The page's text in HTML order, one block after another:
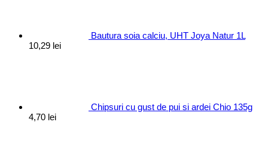
Bautura soia calciu, UHT Joya Natur 1L
10,29 lei
Chipsuri cu gust de pui si ardei Chio 135g
4,70 lei